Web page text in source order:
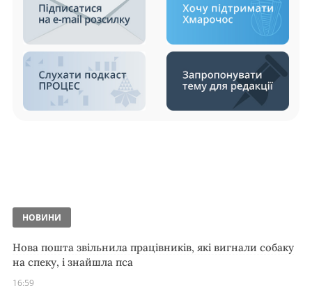
НОВИНИ
Нова пошта звільнила працівників, які вигнали собаку
на спеку, і знайшла пса
16:59